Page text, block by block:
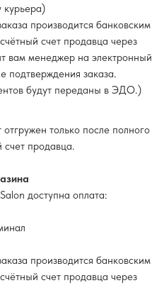
курьера)
производится банковским
счет продавца через
вам менеджер на электронный
подтверждения заказа.
будут переданы в ЭДО.)
отгружен только после полного
счет продавца.
доступна оплата:
производится банковским
счет продавца через